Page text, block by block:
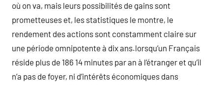
où on va, mais leurs possibilités de gains sont
prometteuses et, les statistiques le montre, le
rendement des actions sont constamment claire sur
une période omnipotente à dix ans.lorsqu’un Français
réside plus de 186 14 minutes par an à l’étranger et qu’il
n’a pas de foyer, ni d’intérêts économiques dans